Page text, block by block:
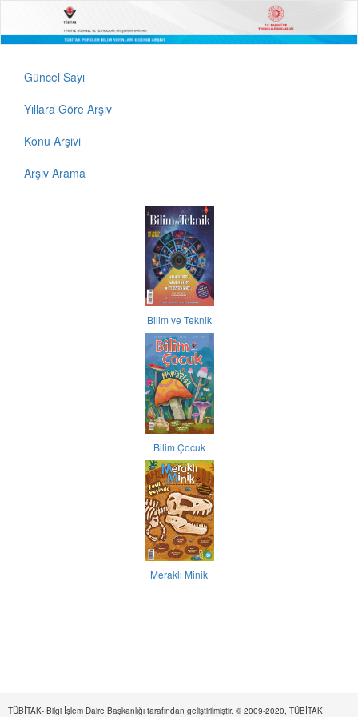
Güncel Sayı
Yıllara Göre Arşiv
Konu Arşivi
Arşiv Arama
Bilim ve Teknik
Bilim Çocuk
Meraklı Minik
TÜBİTAK- Bilgi İşlem Daire Başkanlığı tarafından geliştirilmiştir. © 2009-2020, TÜBİTAK